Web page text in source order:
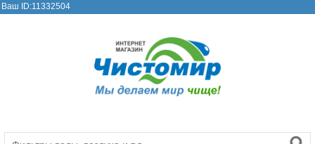
Ваш ID:11332504